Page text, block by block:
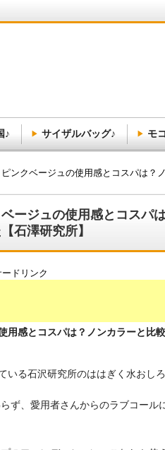
ージュの使用感とコスパ
石澤研究所】
ドリンク
感とコスパは？ノンカラーと比
いる石沢研究所のははぎく水おし
ず、愛用者さんからのラブコール
ンクベージュの使用感とコスパは？
♪ サイザルバッグ♪ モ